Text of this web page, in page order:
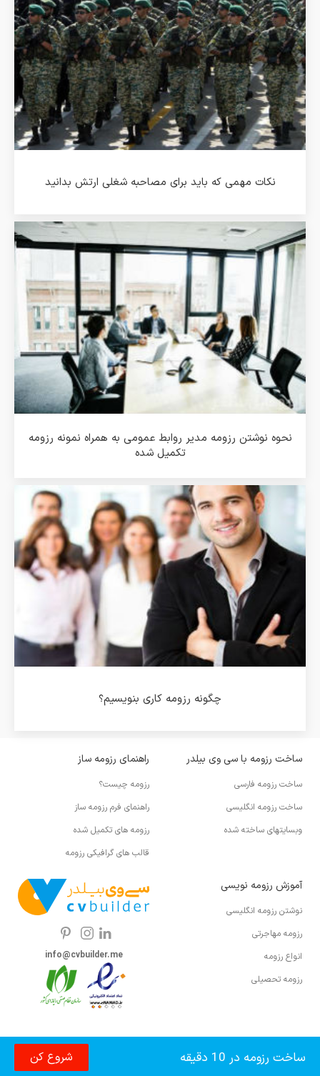
نکات مهمی که باید برای مصاحبه شغلی ارتش بدانید
نحوه نوشتن رزومه مدیر روابط عمومی به همراه نمونه رزومه
تکمیل شده
چگونه رزومه کاری بنویسیم؟
ساخت رزومه در 10 دقیقه شروع کن
ساخت رزومه با سی وی بیلدر
ساخت رزومه فارسی
ساخت رزومه انگلیسی
وبسایتهای ساخته شده
راهنمای رزومه ساز
رزومه چیست؟
راهنمای فرم رزومه ساز
رزومه های تکمیل شده
قالب های گرافیکی رزومه
آموزش رزومه نویسی
نوشتن رزومه انگلیسی
رزومه مهاجرتی
انواع رزومه
رزومه تحصیلی
info@cvbuilder.me
© 2026 کلیه حقوق برای cvbuilder.me محفوظ است